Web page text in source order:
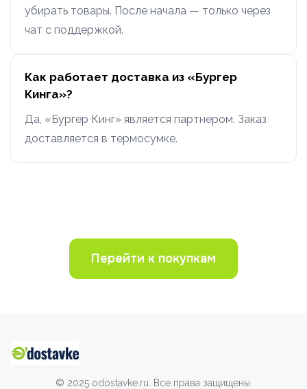
убирать товары. После начала — только через
чат с поддержкой.
Как работает доставка из «Бургер
Кинга»?
Да, «Бургер Кинг» является партнером. Заказ
доставляется в термосумке.
Перейти к покупкам
© 2025 odostavke.ru. Все права защищены.